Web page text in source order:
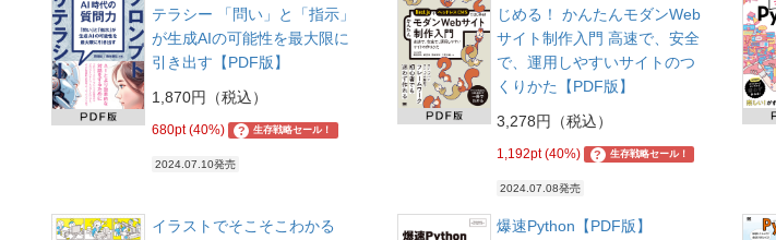
テラシー 「問い」と「指示」
が生成AIの可能性を最大限に
引き出す【PDF版】
1,870円（税込）
680pt (40%) ? 生存戦略セール！
2024.07.10発売
じめる！ かんたんモダンWeb
サイト制作入門 高速で、安全
で、運用しやすいサイトのつ
くりかた【PDF版】
3,278円（税込）
1,192pt (40%) ? 生存戦略セール！
2024.07.08発売
イラストでそこそこわかる
爆速Python【PDF版】